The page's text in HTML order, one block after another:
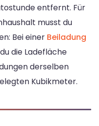
entfernt. Für
musst du
Bei einer Beiladung
die Ladefläche
derselben
Kubikmeter.